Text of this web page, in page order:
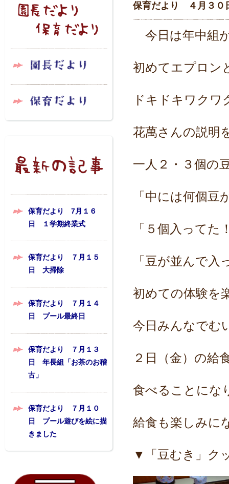
保育だより 7月１６
日 １学期終業式
保育だより ７月１５
日 大掃除
保育だより ７月１４
日 プール最終日
保育だより ７月１３
日 年長組「お茶のお稽
古」
保育だより ７月１０
日 プール遊びを絵に描
きました
保育だより ４月３０
今日は年中組
初めてエプロン
ドキドキワクワ
花萬さんの説明
一人２・３個の
「中には何個
「５個入ってた
「豆が並んで入
初めての体験を
今日みんなでむ
２日（金）の給
食べることにな
給食も楽しみに
▼「豆むき」ク